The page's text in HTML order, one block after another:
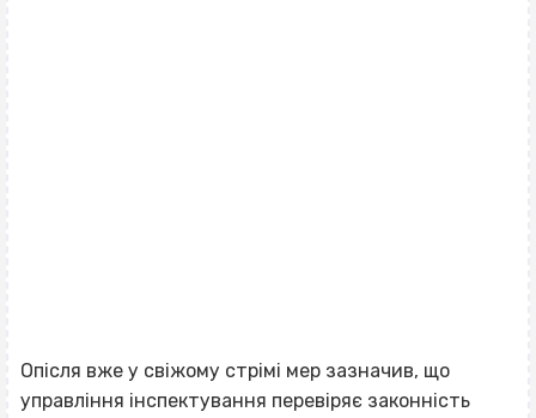
Опісля вже у свіжому стрімі мер зазначив, що
управління інспектування перевіряє законність